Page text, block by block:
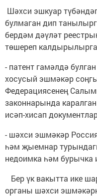
Шәхси эшкуар
булмаган дип
бердәм дәүләт
төшереп
- патент гамәлдә
хосусый эшмәкәр
Федерациясенең
законнарында
исәп-хисап
- шәхси эшмәкәр
һәм җыемнар
недоимка һәм бурычка
Бер үк вакытта ике
органы шәхси